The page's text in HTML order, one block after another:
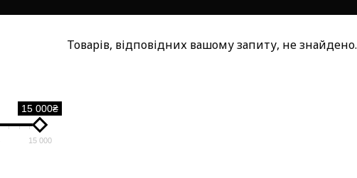
15 000₴
15 000
Товарів, відповідних вашому запиту, не знайдено.